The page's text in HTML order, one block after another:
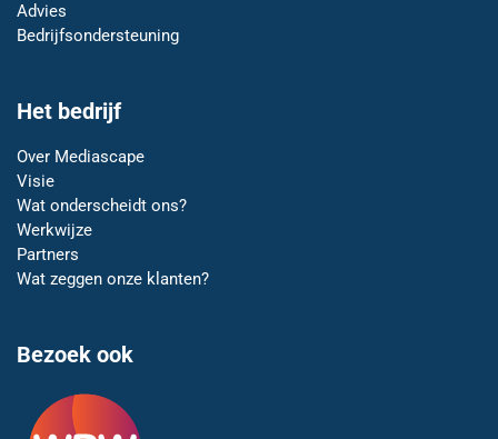
Advies
Bedrijfsondersteuning
Het bedrijf
Over Mediascape
Visie
Wat onderscheidt ons?
Werkwijze
Partners
Wat zeggen onze klanten?
Bezoek ook